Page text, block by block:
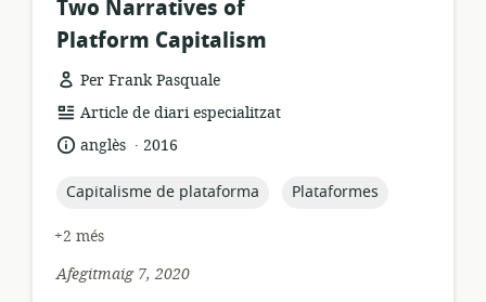
Two Narratives of
Platform Capitalism
Per Frank Pasquale
format
recursos:
Article de diari especialitzat
idioma:
anglès .
data
publicació:
2016
topic:
Capitalisme de plataforma topic:
Plataformes
+2 més
Afegitmaig 7, 2020